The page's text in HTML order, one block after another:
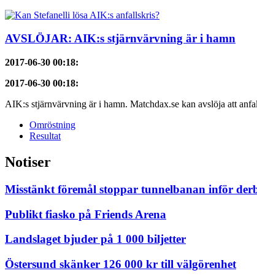
AVSLÖJAR: AIK:s stjärnvärvning är i hamn
2017-06-30 00:18:
2017-06-30 00:18:
AIK:s stjärnvärvning är i hamn. Matchdax.se kan avslöja att
Omröstning
Resultat
Notiser
Misstänkt föremål stoppar tunnelbanan inför
Publikt fiasko på Friends Arena
Landslaget bjuder på 1 000 biljetter
Östersund skänker 126 000 kr till välgörenhet